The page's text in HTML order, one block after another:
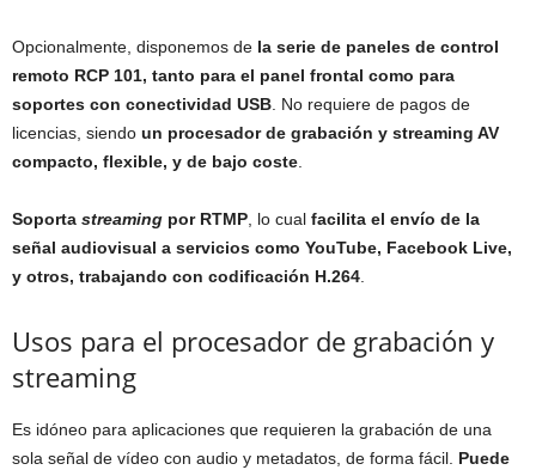
Opcionalmente, disponemos de la serie de paneles de control
remoto RCP 101, tanto para el panel frontal como para
soportes con conectividad USB . No requiere de pagos de
licencias, siendo un procesador de grabación y streaming AV
compacto, flexible, y de bajo coste
Soporta streaming por RTMP , lo cual facilita el envío de la
señal audiovisual a servicios como YouTube, Facebook Live,
y otros, trabajando con codificación H.264
Usos para el procesador de grabación y
streaming
Es idóneo para aplicaciones que requieren la grabación de una
sola señal de vídeo con audio y metadatos, de forma fácil. Puede